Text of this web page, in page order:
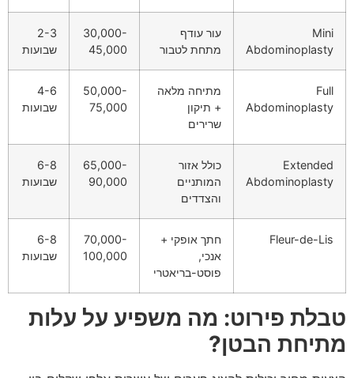
Mini
Abdominoplasty
עור עודף
מתחת לטבור
30,000-
45,000
2-3
שבועות
Full
Abdominoplasty
מתיחה מלאה
+ תיקון
שרירים
50,000-
75,000
4-6
שבועות
Extended
Abdominoplasty
כולל אזור
המותניים
והצדדים
65,000-
90,000
6-8
שבועות
Fleur-de-Lis
חתך אופקי +
אנכי,
פוסט-בריאטרי
70,000-
100,000
6-8
שבועות
טבלת פירוט: מה משפיע על עלות
מתיחת הבטן?